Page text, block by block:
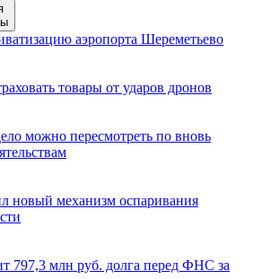
аэропорта Шереметьево
товары от ударов дронов
можно пересмотреть по вновь
новый механизм оспаривания
797,3 млн руб. долга перед ФНС за